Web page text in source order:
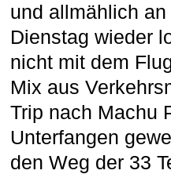
und allmählich
Dienstag wieder
nicht mit dem
Mix aus
Trip nach Machu
Unterfangen
den Weg der 33